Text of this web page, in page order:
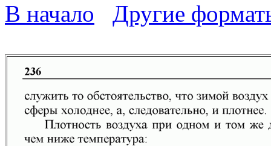
В начало Другие